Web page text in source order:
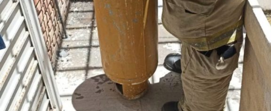
se conectó la línea de drenaje para acabar con
encharcamientos en temporada de lluvias, que afectaba la
movilidad de personas y automóviles en la zona.
Explicó que en la zona aledaña a la Unidad
Administrativa Municipal, en las calles San José y San
Juan, se encuentran puntos bajos, lo que facilitaba la